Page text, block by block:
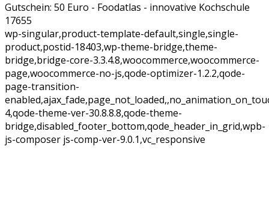
Gutschein: 50 Euro - Foodatlas - innovative Kochschule
17655
wp-singular,product-template-default,single,single-
product,postid-18403,wp-theme-bridge,theme-
bridge,bridge-core-3.3.4.8,woocommerce,woocommerce-
page,woocommerce-no-js,qode-optimizer-1.2.2,qode-
page-transition-
4,qode-theme-ver-30.8.8.8,qode-theme-
bridge,disabled_footer_bottom,qode_header_in_grid,wpb-
js-composer js-comp-ver-9.0.1,vc_responsive